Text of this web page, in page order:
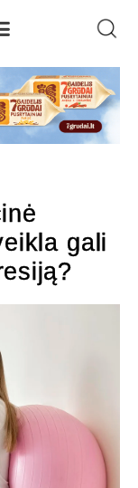
gali